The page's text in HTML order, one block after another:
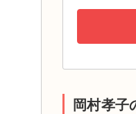
岡村孝子